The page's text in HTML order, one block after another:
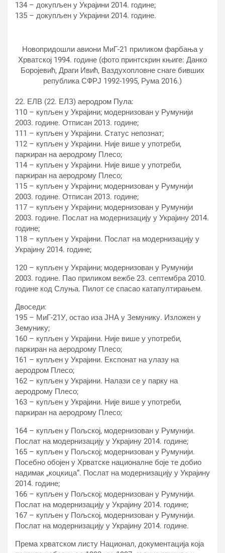
134 – докупљен у Украјини 2014. године;
135 – докупљен у Украјини 2014. године.
Новопридошли авиони МиГ-21 приликом фарбања у
Хрватској 1994. године (фото принтскрин књиге: Данко
Боројевић, Драги Ивић, Ваздухопловне снаге бивших
република СФРЈ 1992-1995, Рума 2016.)
22. ЕЛВ (22. ЕЛЗ) аеродром Пула:
110 – купљен у Украјини; модернизован у Румунији
2003. године. Отписан 2013. године;
111 – купљен у Украјини. Статус непознат;
112 – купљен у Украјини. Није више у употреби,
паркиран на аеродрому Плесо;
114 – купљен у Украјини. Није више у употреби,
паркиран на аеродрому Плесо;
115 – купљен у Украјини; модернизован у Румунији
2003. године. Отписан 2013. године;
117 – купљен у Украјини; модернизован у Румунији
2003. године. Послат на модернизацију у Украјину 2014.
године;
118 – купљен у Украјини. Послат на модернизацију у
Украјину 2014. године;
120 – купљен у Украјини; модернизован у Румунији
2003. године. Пао приликом вежбе 23. септембра 2010.
године код Слуња. Пилот се спасао катапултирањем.
Двоседи:
195 – МиГ-21У, остао иза ЈНА у Земунику. Изложен у
Земунику;
160 – купљен у Украјини. Није више у употреби,
паркиран на аеродрому Плесо;
161 – купљен у Украјини. Експонат на улазу на
аеродром Плесо;
162 – купљен у Украјини. Налази се у парку на
аеродрому Плесо;
163 – купљен у Украјини. Није више у употреби,
паркиран на аеродрому Плесо;
164 – купљен у Пољској, модернизован у Румунији.
Послат на модернизацију у Украјину 2014. године;
165 – купљен у Пољској; модернизован у Румунији.
Посебно обојен у Хрватске националне боје те добио
надимак „коцкица“. Послат на модернизацију у Украјину
2014. године;
166 – купљен у Пољској; модернизован у Румунији.
Послат на модернизацију у Украјину 2014. године;
167 – купљен у Пољској, модернизован у Румунији.
Послат на модернизацију у Украјину 2014. године.
Према хрватском листу Национал, документација која